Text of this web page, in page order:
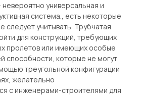
универсальная и
система., есть некоторые
следует учитывать. Трубчатая
для конструкций, требующих
пролетов или имеющих особые
способности, которые не могут
треугольной конфигурации
желательно
с инженерами-строителями для